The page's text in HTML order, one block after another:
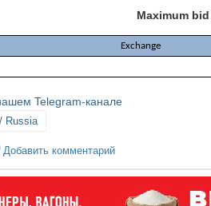
Maximum
Exchange
Telegram-канале
Russia
Добавить комментарий